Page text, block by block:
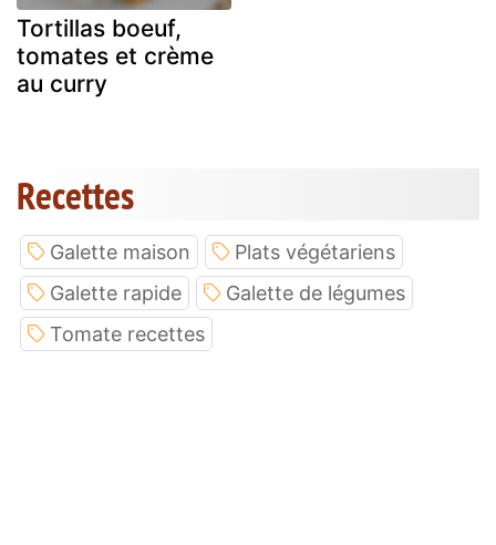
Tortillas boeuf,
tomates et crème
au curry
Recettes
Galette maison
Plats végétariens
Galette rapide
Galette de légumes
Tomate recettes